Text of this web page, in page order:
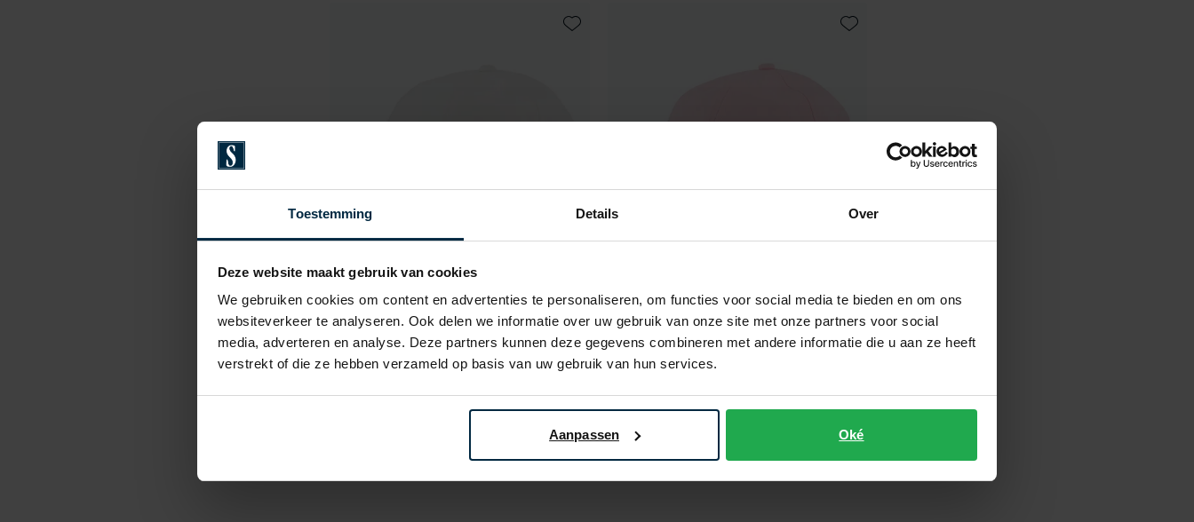
Toestemming Details Over
Deze website maakt gebruik van cookies
We gebruiken cookies om content en advertenties te personaliseren, om functies voor social media te bieden en om ons
websiteverkeer te analyseren. Ook delen we informatie over uw gebruik van onze site met onze partners voor social
media, adverteren en analyse. Deze partners kunnen deze gegevens combineren met andere informatie die u aan ze heeft
verstrekt of die ze hebben verzameld op basis van uw gebruik van hun services.
Aanpassen Oké
Gant Gant
€ 44,95